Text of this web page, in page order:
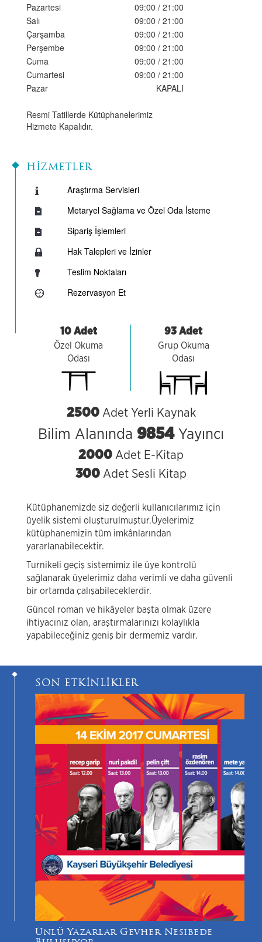
Pazartesi
09:00 / 21:00
Salı
09:00 / 21:00
Çarşamba
09:00 / 21:00
Perşembe
09:00 / 21:00
Cuma
09:00 / 21:00
Cumartesi
09:00 / 21:00
Pazar
KAPALI
Resmi Tatillerde Kütüphanelerimiz
Hizmete Kapalıdır.
HİZMETLER
Araştırma Servisleri
Metaryel Sağlama ve Özel Oda İsteme
Sipariş İşlemleri
Hak Talepleri ve İzinler
Teslim Noktaları
Rezervasyon Et
10 Adet
Özel Okuma
Odası
93 Adet
Grup Okuma
Odası
2500 Adet Yerli Kaynak
Bilim Alanında 9854 Yayıncı
2000 Adet E-Kitap
300 Adet Sesli Kitap
Kütüphanemizde siz değerli kullanıcılarımız için
üyelik sistemi oluşturulmuştur.Üyelerimiz
kütüphanemizin tüm imkânlarından
yararlanabilecektir.
Turnikeli geçiş sistemimiz ile üye kontrolü
sağlanarak üyelerimiz daha verimli ve daha güvenli
bir ortamda çalışabileceklerdir.
Güncel roman ve hikâyeler başta olmak üzere
ihtiyacınız olan, araştırmalarınızı kolaylıkla
yapabileceğiniz geniş bir dermemiz vardır.
SON ETKİNLİKLER
Ünlü Yazarlar Gevher Nesibede